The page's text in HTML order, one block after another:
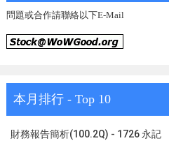
問題或合作請聯絡以下E-Mail
本月排行 - Top 10
財務報告簡析(100.2Q) - 1726 永記